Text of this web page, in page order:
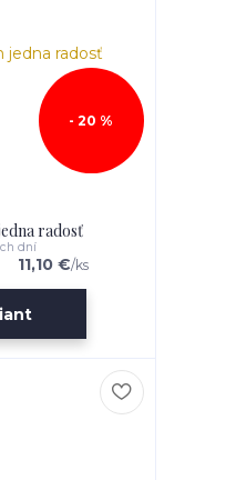
- 20 %
radosť
11,10 €/ks
dní